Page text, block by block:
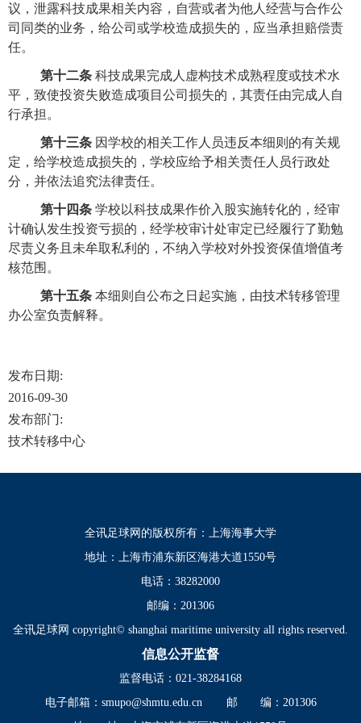
议，泄露科技成果相关内容，自营或者为他人经营与合作公
司同类的业务，给公司或学校造成损失的，应当承担赔偿责
任。
第十二条 科技成果完成人虚构技术成熟程度或技术水
平，致使投资失败造成项目公司损失的，其责任由完成人自
行承担。
第十三条 因学校的相关工作人员违反本细则的有关规
定，给学校造成损失的，学校应给予相关责任人员行政处
分，并依法追究法律责任。
第十四条学校以科技成果作价入股实施转化的，经审
计确认发生投资亏损的，经学校审计处审定已经履行了勤勉
尽责义务且未牟取私利的，不纳入学校对外投资保值增值考
核范围。
第十五条 本细则自公布之日起实施，由技术转移管理
办公室负责解释。
发布日期:
2016-09-30
发布部门:
技术转移中心
全讯足球网的版权所有：上海海事大学
地址：上海市浦东新区海港大道1550号
电话：38282000
邮编：201306
全讯足球网 copyright© shanghai maritime university all rights reserved.
信息公开监督
监督电话：021-38284168
电子邮箱： smupo@shmtu.edu.cn
邮 编：201306